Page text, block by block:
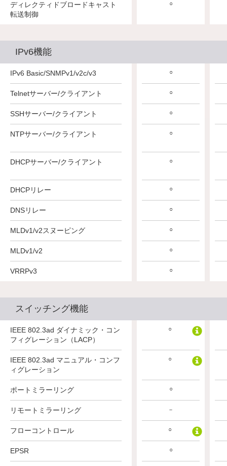
ディレクティドブロードキャスト
転送制御
○ ○ ○
IPv6機能
IPv6 Basic/SNMPv1/v2c/v3
Telnetサーバー/クライアント
SSHサーバー/クライアント
NTPサーバー/クライアント
DHCPサーバー/クライアント
DHCPリレー
DNSリレー
MLDv1/v2スヌーピング
MLDv1/v2
VRRPv3
○
○
○
○
○
○
○
○
○
○
○
○
○
○
○
○
○
○
○
○
○
○
スイッチング機能
IEEE 802.3ad ダイナミック・コン
フィグレーション（LACP）
IEEE 802.3ad マニュアル・コンフ
ィグレーション
ポートミラーリング
リモートミラーリング
フローコントロール
EPSR
○
○
○
○
○
○
○
○
○
○
○
－
○
○